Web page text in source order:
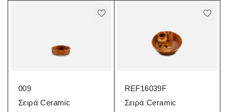
009
Σειρά Ceramic
REF16039F
Σειρά Ceramic